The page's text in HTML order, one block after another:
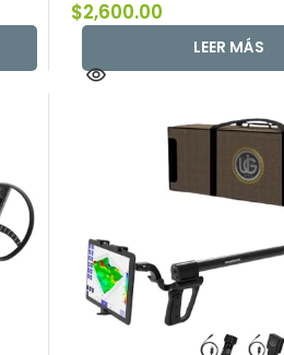
$2,600.00
LEER MÁS